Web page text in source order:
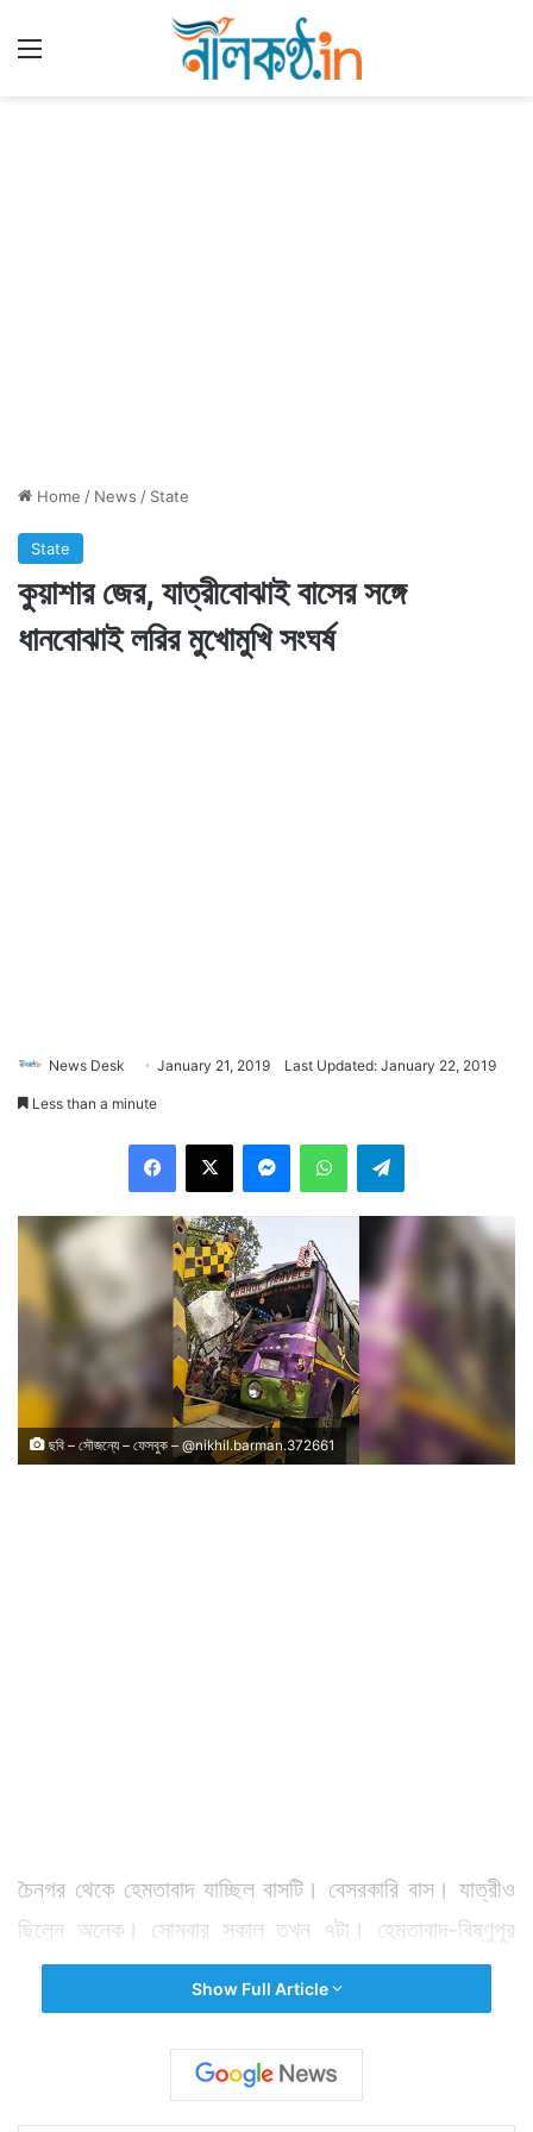
Home / News / State
State
কুয়াশার জের, যাত্রীবোঝাই বাসের সঙ্গে
ধানবোঝাই লরির মুখোমুখি সংঘর্ষ
News Desk January 21, 2019 Last Updated: January 22, 2019
Less than a minute
ছবি – সৌজন্যে – ফেসবুক – @nikhil.barman.372661
চৈনগর থেকে হেমতাবাদ যাচ্ছিল বাসটি। বেসরকারি বাস। যাত্রীও
ছিলেন অনেক। সোমবার সকাল তখন ৭টা। হেমতাবাদ-বিষ্ণুপুর
রাজ্য সড়ক ধরে ছুটে চলছিল বাসটি। রাস্তায় ঘন কুয়াশা ছিল।
আর সেটাই হল কাল। উল্টোদিক থেকে তখন গতিতেই ছুটে আসছিল
একটি ধান বোঝাই লরি। পুলিশের প্রাথমিক অনুমান চালকরা কেউই
উল্টোদিক থেকে আসা যানটিকে ঠাওর করে উঠতে পারেননি। যার
Show Full Article